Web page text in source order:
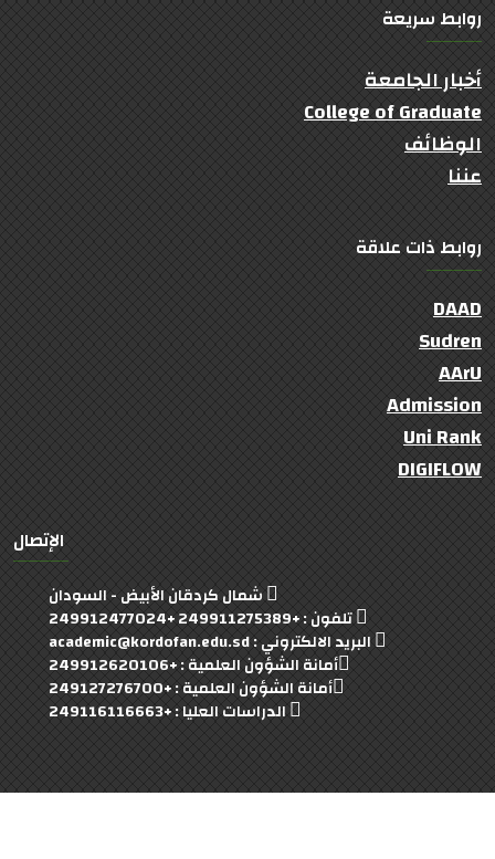
روابط سريعة
أخبار الجامعة
College of Graduate
الوظائف
عننا
روابط ذات علاقة
DAAD
Sudren
AArU
Admission
Uni Rank
DIGIFLOW
الإتصال
شمال كردقان الأبيض - السودان
تلفون : +249911275389 +249912477024
البريد الالكتروني : academic@kordofan.edu.sd
أمانة الشؤون العلمية : +249912620106
أمانة الشؤون العلمية : +249127276700
الدراسات العليا : +249116116663